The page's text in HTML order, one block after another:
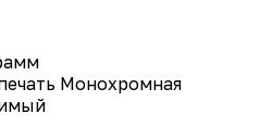
Монохромная